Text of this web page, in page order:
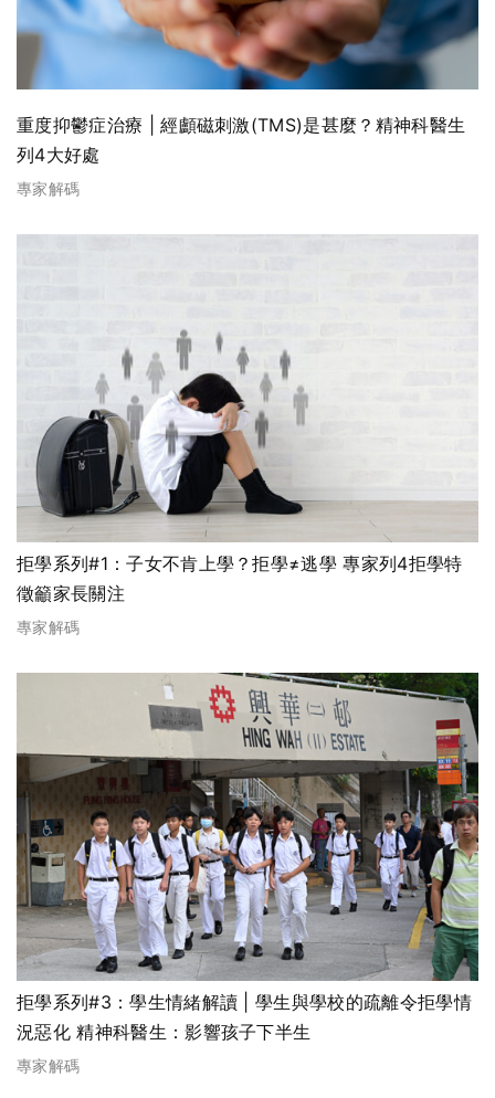
重度抑鬱症治療 | 經顱磁刺激(TMS)是甚麼？精神科醫生
列4大好處
專家解碼
拒學系列#1：子女不肯上學？拒學≠逃學 專家列4拒學特
徵籲家長關注
專家解碼
拒學系列#3：學生情緒解讀 | 學生與學校的疏離令拒學情
況惡化 精神科醫生：影響孩子下半生
專家解碼